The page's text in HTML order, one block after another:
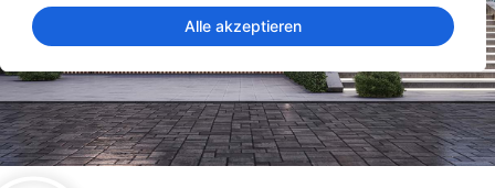
Alle akzeptieren